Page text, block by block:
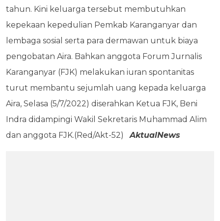
tahun. Kini keluarga tersebut membutuhkan
kepekaan kepedulian Pemkab Karanganyar dan
lembaga sosial serta para dermawan untuk biaya
pengobatan Aira. Bahkan anggota Forum Jurnalis
Karanganyar (FJK) melakukan iuran spontanitas
turut membantu sejumlah uang kepada keluarga
Aira, Selasa (5/7/2022) diserahkan Ketua FJK, Beni
Indra didampingi Wakil Sekretaris Muhammad Alim
dan anggota FJK.(Red/Akt-52)AktualNews